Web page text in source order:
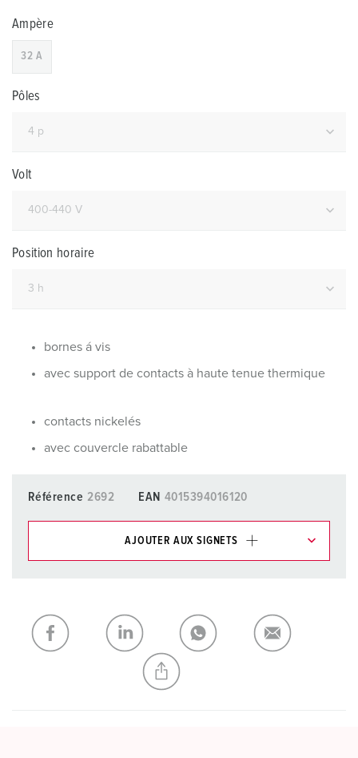
Ampère
32 A
Pôles
Volt
Position horaire
bornes á vis
avec support de contacts à haute tenue thermique
contacts nickelés
avec couvercle rabattable
Référence 2692 EAN 4015394016120
AJOUTER AUX SIGNETS
Ma liste AJOUTER
CRÉER UNE NOUVELLE LISTE